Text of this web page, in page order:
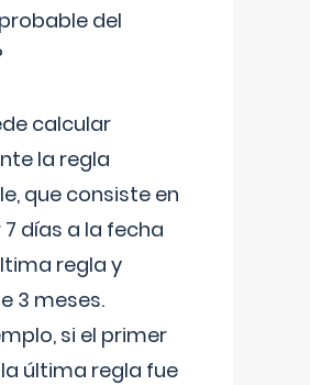
del
calcular
la regla
que consiste en
días a la fecha
regla y
3 meses.
si el primer
última regla fue